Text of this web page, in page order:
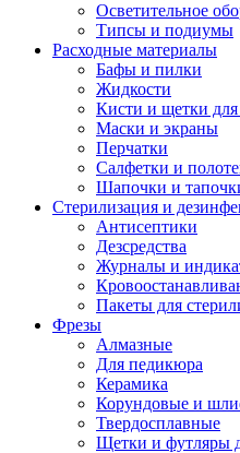
Осветительное
Типсы и подиумы
Расходные материалы
Бафы и пилки
Жидкости
Кисти и щетки
Маски и экраны
Перчатки
Салфетки и
Шапочки и
Стерилизация и
Антисептики
Дезсредства
Журналы и
Пакеты для
Фрезы
Алмазные
Для педикюра
Керамика
Корундовые и
Твердосплавные
Щетки и футляры